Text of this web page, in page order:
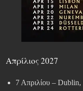
Απρίλιος 2027
7 Απριλίου – Dublin,